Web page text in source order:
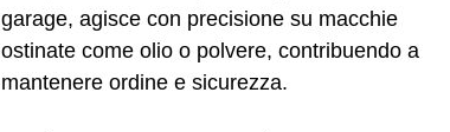
garage, agisce con precisione su macchie
ostinate come olio o polvere, contribuendo a
mantenere ordine e sicurezza.